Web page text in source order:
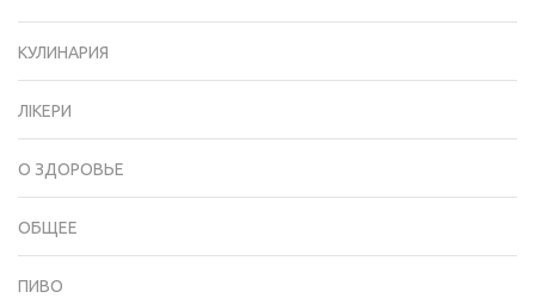
КУЛИНАРИЯ
ЛІКЕРИ
О ЗДОРОВЬЕ
ОБЩЕЕ
ПИВО